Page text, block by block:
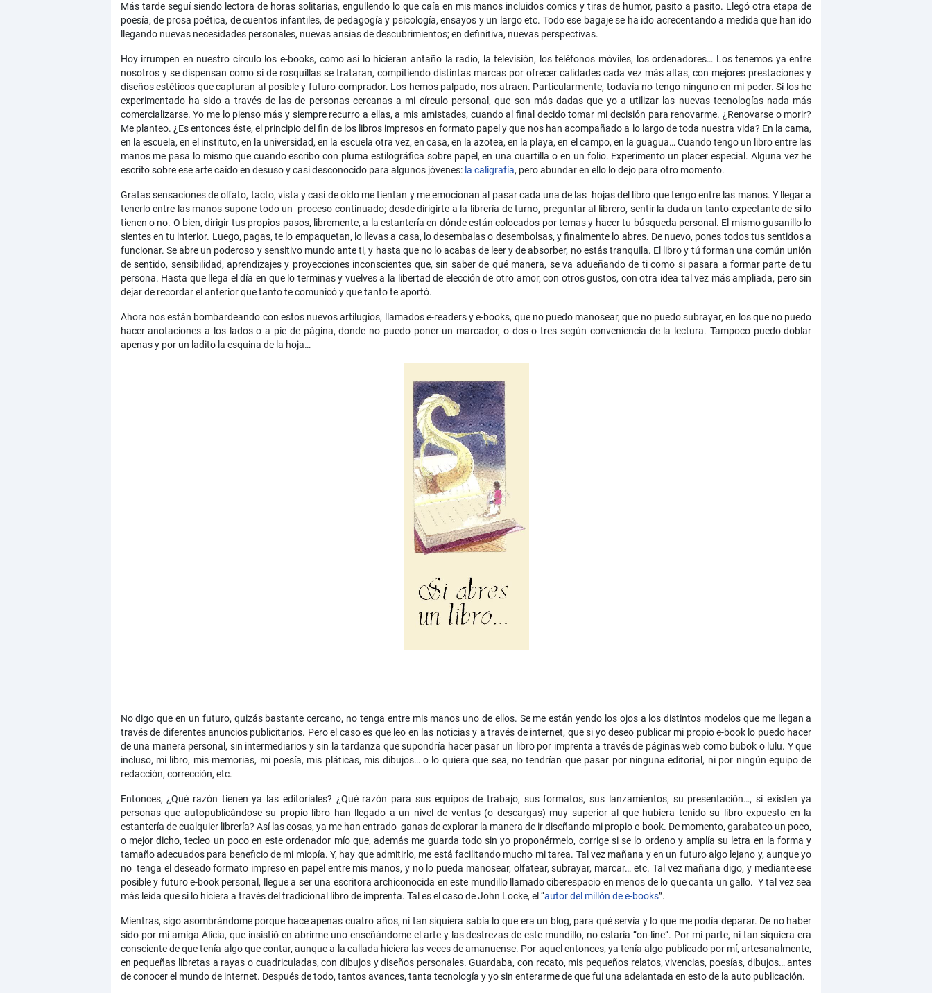
Más tarde seguí siendo lectora de horas solitarias, engullendo lo que caía en mis manos incluidos comics y tiras de humor, pasito a pasito. Llegó otra etapa de
poesía, de prosa poética, de cuentos infantiles, de pedagogía y psicología, ensayos y un largo etc. Todo ese bagaje se ha ido acrecentando a medida que han ido
llegando nuevas necesidades personales, nuevas ansias de descubrimientos; en definitiva, nuevas perspectivas.
Hoy irrumpen en nuestro círculo los e-books, como así lo hicieran antaño la radio, la televisión, los teléfonos móviles, los ordenadores… Los tenemos ya entre
nosotros y se dispensan como si de rosquillas se trataran, compitiendo distintas marcas por ofrecer calidades cada vez más altas, con mejores prestaciones y
diseños estéticos que capturan al posible y futuro comprador. Los hemos palpado, nos atraen. Particularmente, todavía no tengo ninguno en mi poder. Si los he
experimentado ha sido a través de las de personas cercanas a mi círculo personal, que son más dadas que yo a utilizar las nuevas tecnologías nada más
comercializarse. Yo me lo pienso más y siempre recurro a ellas, a mis amistades, cuando al final decido tomar mi decisión para renovarme. ¿Renovarse o morir?
Me planteo. ¿Es entonces éste, el principio del fin de los libros impresos en formato papel y que nos han acompañado a lo largo de toda nuestra vida? En la cama,
en la escuela, en el instituto, en la universidad, en la escuela otra vez, en casa, en la azotea, en la playa, en el campo, en la guagua… Cuando tengo un libro entre las
manos me pasa lo mismo que cuando escribo con pluma estilográfica sobre papel, en una cuartilla o en un folio. Experimento un placer especial. Alguna vez he
escrito sobre ese arte caído en desuso y casi desconocido para algunos jóvenes: la caligrafía, pero abundar en ello lo dejo para otro momento.
Gratas sensaciones de olfato, tacto, vista y casi de oído me tientan y me emocionan al pasar cada una de las hojas del libro que tengo entre las manos. Y llegar a
tenerlo entre las manos supone todo un proceso continuado; desde dirigirte a la librería de turno, preguntar al librero, sentir la duda un tanto expectante de si lo
tienen o no. O bien, dirigir tus propios pasos, libremente, a la estantería en dónde están colocados por temas y hacer tu búsqueda personal. El mismo gusanillo lo
sientes en tu interior. Luego, pagas, te lo empaquetan, lo llevas a casa, lo desembalas o desembolsas, y finalmente lo abres. De nuevo, pones todos tus sentidos a
funcionar. Se abre un poderoso y sensitivo mundo ante ti, y hasta que no lo acabas de leer y de absorber, no estás tranquila. El libro y tú forman una común unión
de sentido, sensibilidad, aprendizajes y proyecciones inconscientes que, sin saber de qué manera, se va adueñando de ti como si pasara a formar parte de tu
persona. Hasta que llega el día en que lo terminas y vuelves a la libertad de elección de otro amor, con otros gustos, con otra idea tal vez más ampliada, pero sin
dejar de recordar el anterior que tanto te comunicó y que tanto te aportó.
Ahora nos están bombardeando con estos nuevos artilugios, llamados e-readers y e-books, que no puedo manosear, que no puedo subrayar, en los que no puedo
hacer anotaciones a los lados o a pie de página, donde no puedo poner un marcador, o dos o tres según conveniencia de la lectura. Tampoco puedo doblar
apenas y por un ladito la esquina de la hoja…
No digo que en un futuro, quizás bastante cercano, no tenga entre mis manos uno de ellos. Se me están yendo los ojos a los distintos modelos que me llegan a
través de diferentes anuncios publicitarios. Pero el caso es que leo en las noticias y a través de internet, que si yo deseo publicar mi propio e-book lo puedo hacer
de una manera personal, sin intermediarios y sin la tardanza que supondría hacer pasar un libro por imprenta a través de páginas web como bubok o lulu. Y que
incluso, mi libro, mis memorias, mi poesía, mis pláticas, mis dibujos… o lo quiera que sea, no tendrían que pasar por ninguna editorial, ni por ningún equipo de
redacción, corrección, etc.
Entonces, ¿Qué razón tienen ya las editoriales? ¿Qué razón para sus equipos de trabajo, sus formatos, sus lanzamientos, su presentación…, si existen ya
personas que autopublicándose su propio libro han llegado a un nivel de ventas (o descargas) muy superior al que hubiera tenido su libro expuesto en la
estantería de cualquier librería? Así las cosas, ya me han entrado ganas de explorar la manera de ir diseñando mi propio e-book. De momento, garabateo un poco,
o mejor dicho, tecleo un poco en este ordenador mío que, además me guarda todo sin yo proponérmelo, corrige si se lo ordeno y amplía su letra en la forma y
tamaño adecuados para beneficio de mi miopía. Y, hay que admitirlo, me está facilitando mucho mi tarea. Tal vez mañana y en un futuro algo lejano y, aunque yo
no tenga el deseado formato impreso en papel entre mis manos, y no lo pueda manosear, olfatear, subrayar, marcar… etc. Tal vez mañana digo, y mediante ese
posible y futuro e-book personal, llegue a ser una escritora archiconocida en este mundillo llamado ciberespacio en menos de lo que canta un gallo. Y tal vez sea
más leída que si lo hiciera a través del tradicional libro de imprenta. Tal es el caso de John Locke, el “autor del millón de e-books”.
Mientras, sigo asombrándome porque hace apenas cuatro años, ni tan siquiera sabía lo que era un blog, para qué servía y lo que me podía deparar. De no haber
sido por mi amiga Alicia, que insistió en abrirme uno enseñándome el arte y las destrezas de este mundillo, no estaría “on-line”. Por mi parte, ni tan siquiera era
consciente de que tenía algo que contar, aunque a la callada hiciera las veces de amanuense. Por aquel entonces, ya tenía algo publicado por mí, artesanalmente,
en pequeñas libretas a rayas o cuadriculadas, con dibujos y diseños personales. Guardaba, con recato, mis pequeños relatos, vivencias, poesías, dibujos… antes
de conocer el mundo de internet. Después de todo, tantos avances, tanta tecnología y yo sin enterarme de que fui una adelantada en esto de la auto publicación.